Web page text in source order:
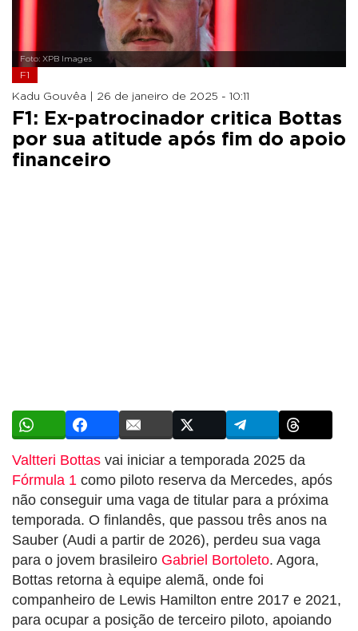
Foto: XPB Images
F1
Kadu Gouvêa | 26 de janeiro de 2025 - 10:11
F1: Ex-patrocinador critica Bottas
por sua atitude após fim do apoio
financeiro
Valtteri Bottas vai iniciar a temporada 2025 da
Fórmula 1 como piloto reserva da Mercedes, após
não conseguir uma vaga de titular para a próxima
temporada. O finlandês, que passou três anos na
Sauber (Audi a partir de 2026), perdeu sua vaga
para o jovem brasileiro Gabriel Bortoleto. Agora,
Bottas retorna à equipe alemã, onde foi
companheiro de Lewis Hamilton entre 2017 e 2021,
para ocupar a posição de terceiro piloto, apoiando